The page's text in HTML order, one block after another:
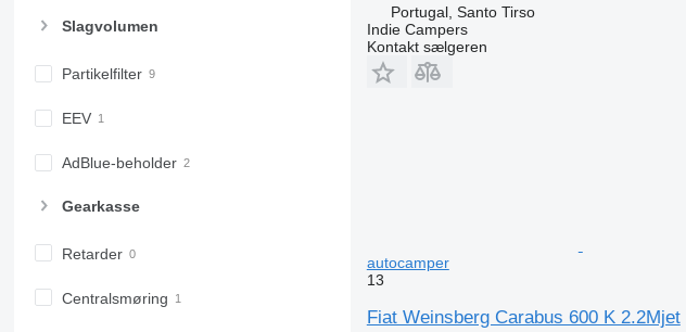
Slagvolumen
Partikelfilter
EEV
AdBlue-beholder
Gearkasse
Retarder
Centralsmøring
Portugal, Santo Tirso
Indie Campers
Kontakt sælgeren
autocamper
13
Fiat Weinsberg Carabus 600 K 2.2Mjet